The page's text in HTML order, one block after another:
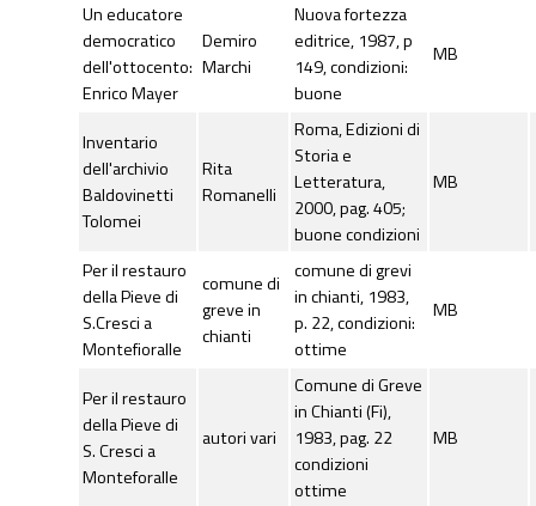
Un educatore
democratico
dell'ottocento:
Enrico Mayer
Demiro
Marchi
Nuova fortezza
editrice, 1987, p
149, condizioni:
buone
MB
Inventario
dell'archivio
Baldovinetti
Tolomei
Rita
Romanelli
Roma, Edizioni di
Storia e
Letteratura,
2000, pag. 405;
buone condizioni
MB
Per il restauro
della Pieve di
S.Cresci a
Montefioralle
comune di
greve in
chianti
comune di grevi
in chianti, 1983,
p. 22, condizioni:
ottime
MB
Per il restauro
della Pieve di
S. Cresci a
Monteforalle
autori vari
Comune di Greve
in Chianti (Fi),
1983, pag. 22
condizioni
ottime
MB